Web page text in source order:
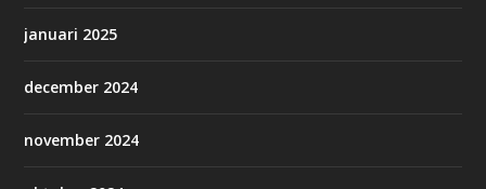
januari 2025
december 2024
november 2024